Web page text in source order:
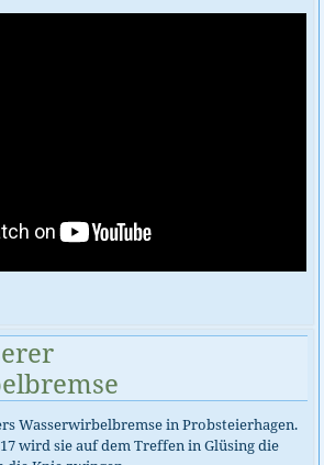
Wasserwirbelbremse in Probsteierhagen.
wird sie auf dem Treffen in Glüsing die